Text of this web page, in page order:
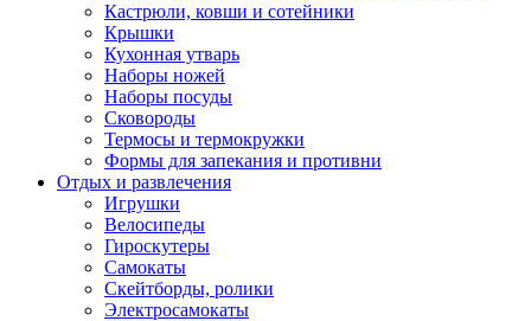
Кастрюли, ковши и сотейники
Крышки
Кухонная утварь
Наборы ножей
Наборы посуды
Сковороды
Термосы и термокружки
Формы для запекания и противни
Отдых и развлечения
Игрушки
Велосипеды
Гироскутеры
Самокаты
Скейтборды, ролики
Электросамокаты